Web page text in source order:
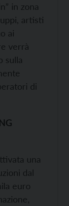
in zona
artisti
ai
verrà
sulla
di
una
dal
euro